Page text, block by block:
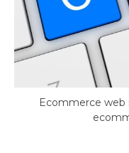
Ecommerce web